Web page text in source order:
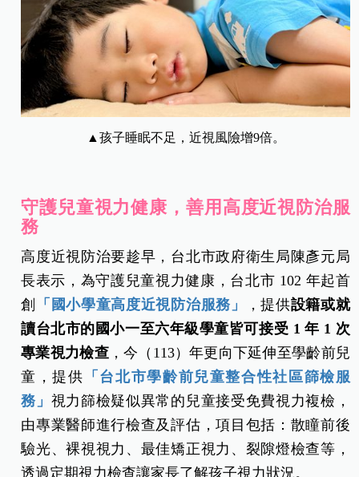
▲孩子睡眠不足，近視風險增9倍。
守護兒童視力健康，善用高度近視防治服
務
高度近視防治要趁早，台北市政府衛生局陳彥元局
長表示，為守護兒童視力健康，台北市 102 年起首
創
「國小學童高度近視防治服務」 ，提供設籍或就
讀台北市的國小一至六年級學童皆可接受 1年 1 次
專業視力檢查，今（113）年更向下延伸至學齡前兒
童，提供 「台北市學齡前兒童整合性社區篩檢服
務」 視力篩檢疑似異常的兒童接受免費視力複檢，
由專業醫師進行檢查及評估，項目包括：散瞳前後
驗光、裸視視力、最佳矯正視力、裂隙燈檢查等，
透過定期視力檢查讓家長了解孩子視力狀況。